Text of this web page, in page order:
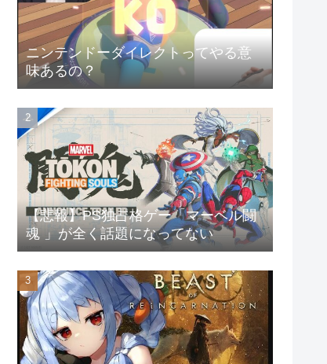
ニンテンドーダイレクトってやる意
味あるの？
【悲報】PS独占格ゲー「マーベル闘
魂 」が全く話題になってない